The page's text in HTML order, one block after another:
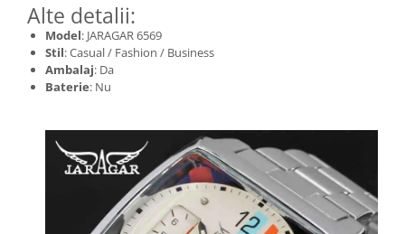
Alte detalii:
Model: JARAGAR 6569
Stil: Casual / Fashion / Business
Ambalaj: Da
Baterie: Nu